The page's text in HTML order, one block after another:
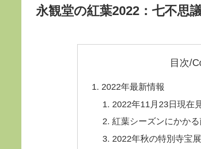
永観堂の紅葉2022：七不思
目次/
2022年最新情報
2022年11月23日現在
紅葉シーズンにかか
2022年秋の特別寺宝展